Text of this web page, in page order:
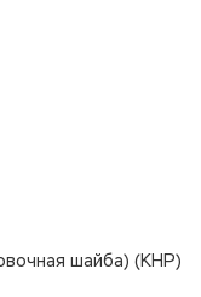
шайба) (КНР)